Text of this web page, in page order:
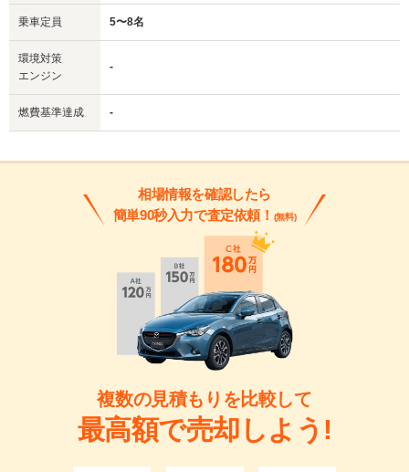
乗車定員 5〜8名
環境対策
エンジン
-
燃費基準達成 -
相場情報を確認したら
簡単90秒入力で査定依頼！ (無料)
複数の見積もりを比較して
最高額で売却しよう!